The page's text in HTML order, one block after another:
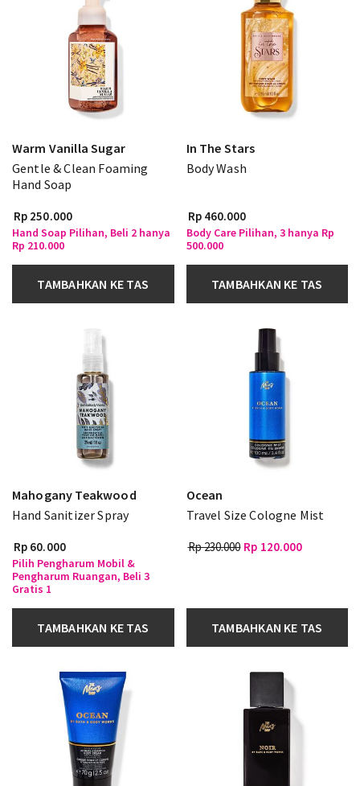
Warm Vanilla Sugar
Gentle & Clean Foaming
Hand Soap
Rp 250.000
Hand Soap Pilihan, Beli 2 hanya
Rp 210.000
TAMBAHKAN KE TAS
In The Stars
Body Wash
Rp 460.000
Body Care Pilihan, 3 hanya Rp
500.000
TAMBAHKAN KE TAS
Mahogany Teakwood
Hand Sanitizer Spray
Rp 60.000
Pilih Pengharum Mobil &
Pengharum Ruangan, Beli 3
Gratis 1
TAMBAHKAN KE TAS
Ocean
Travel Size Cologne Mist
Rp 230.000 Rp 120.000
TAMBAHKAN KE TAS